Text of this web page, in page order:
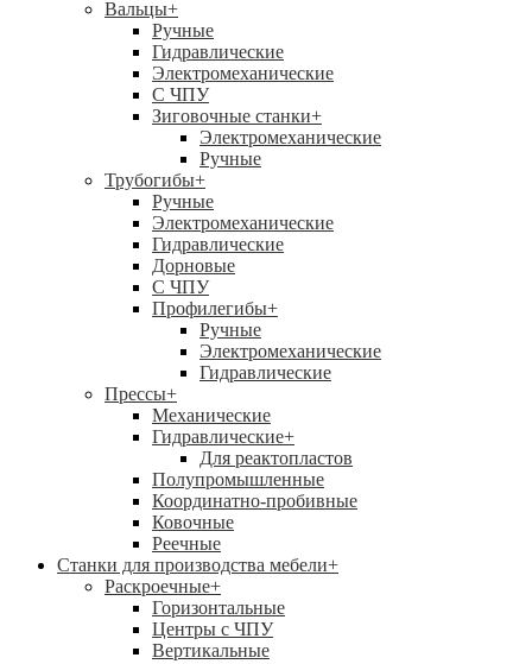
Вальцы+
Ручные
Гидравлические
Электромеханические
С ЧПУ
Зиговочные станки+
Электромеханические
Ручные
Трубогибы+
Ручные
Электромеханические
Гидравлические
Дорновые
С ЧПУ
Профилегибы+
Ручные
Электромеханические
Гидравлические
Прессы+
Механические
Гидравлические+
Для реактопластов
Полупромышленные
Координатно-пробивные
Ковочные
Реечные
Станки для производства мебели+
Раскроечные+
Горизонтальные
Центры с ЧПУ
Вертикальные